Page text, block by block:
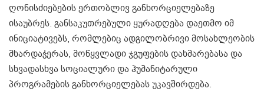
ღონისძიებების ერთობლივ განხორციელებაზე
ისაუბრეს. განსაკუთრებული ყურადღება დაეთმო იმ
ინიციატივებს, რომლებიც ადგილობრივი მოსახლეობის
მხარდაჭერას, მოწყვლადი ჯგუფების დახმარებასა და
სხვადასხვა სოციალური და ჰუმანიტარული
პროგრამების განხორციელებას უკავშირდება.